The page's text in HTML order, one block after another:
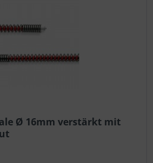
Ø 16mm verstärkt mit